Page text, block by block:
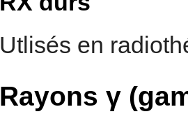
Utlisés en
Rayons γ